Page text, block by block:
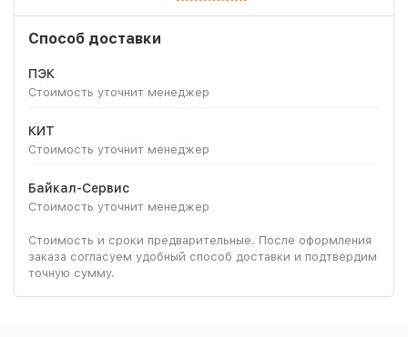
Способ доставки
ПЭК
Стоимость уточнит менеджер
КИТ
Стоимость уточнит менеджер
Байкал-Сервис
Стоимость уточнит менеджер
Стоимость и сроки предварительные. После оформления
заказа согласуем удобный способ доставки и подтвердим
точную сумму.